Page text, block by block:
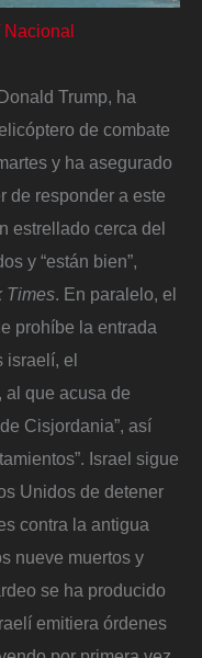
Nacional
Trump, ha
de combate
y ha asegurado
de responder a este
estrellado cerca del
y “están bien”,
Times. En paralelo, el
prohíbe la entrada
israelí, el
que acusa de
Cisjordania”, así
Israel sigue
Unidos de detener
contra la antigua
nueve muertos y
se ha producido
emitiera órdenes